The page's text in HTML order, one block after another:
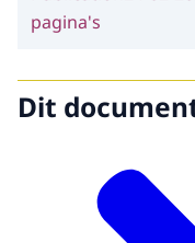
pagina's
Dit